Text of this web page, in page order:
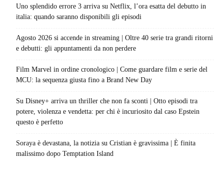
Uno splendido errore 3 arriva su Netflix, l’ora esatta del debutto in
italia: quando saranno disponibili gli episodi
Agosto 2026 si accende in streaming | Oltre 40 serie tra grandi ritorni
e debutti: gli appuntamenti da non perdere
Film Marvel in ordine cronologico | Come guardare film e serie del
MCU: la sequenza giusta fino a Brand New Day
Su Disney+ arriva un thriller che non fa sconti | Otto episodi tra
potere, violenza e vendetta: per chi è incuriosito dal caso Epstein
questo è perfetto
Soraya è devastana, la notizia su Cristian è gravissima | È finita
malissimo dopo Temptation Island